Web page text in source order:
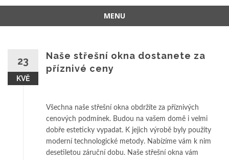
MENU
23
KVĚ
Naše střešní okna dostanete za
příznivé ceny
Všechna naše střešní okna obdržíte za příznivých
cenových podmínek. Budou na vašem domě i velmi
dobře esteticky vypadat. K jejich výrobě byly použity
moderní technologické metody. Nabízíme vám k nim
desetiletou záruční dobu. Naše střešní okna vám